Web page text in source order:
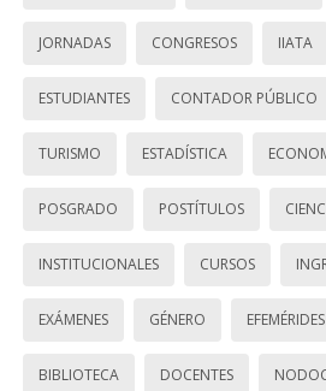
JORNADAS CONGRESOS IIATA
ESTUDIANTES CONTADOR PÚBLICO
TURISMO ESTADÍSTICA
POSGRADO POSTÍTULOS
INSTITUCIONALES CURSOS
EXÁMENES GÉNERO EFEMÉRIDES
BIBLIOTECA DOCENTES